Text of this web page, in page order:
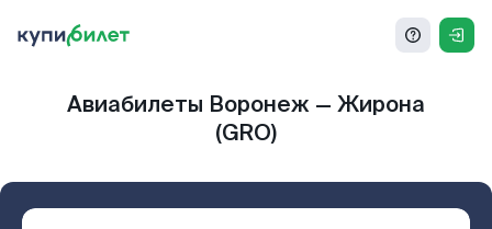
Авиабилеты Воронеж — Жирона
(GRO)